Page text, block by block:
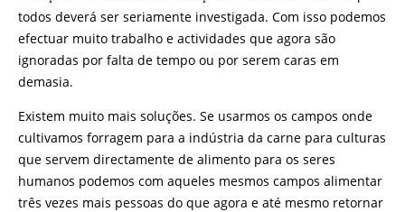
todos deverá ser seriamente investigada. Com isso podemos
efectuar muito trabalho e actividades que agora são
ignoradas por falta de tempo ou por serem caras em
demasia.
Existem muito mais soluções. Se usarmos os campos onde
cultivamos forragem para a indústria da carne para culturas
que servem directamente de alimento para os seres
humanos podemos com aqueles mesmos campos alimentar
três vezes mais pessoas do que agora e até mesmo retornar